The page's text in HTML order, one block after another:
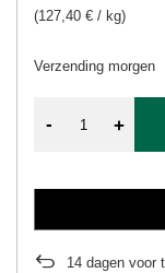
Verzending morgen
(127,40 € / kg)
- +
14 dagen voor